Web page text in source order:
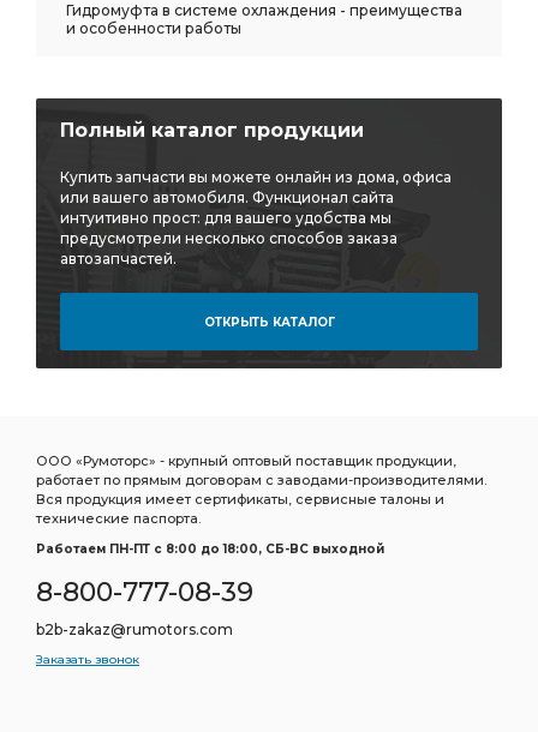
Гидромуфта в системе охлаждения - преимущества
и особенности работы
Полный каталог продукции
Купить запчасти вы можете онлайн из дома, офиса
или вашего автомобиля. Функционал сайта
интуитивно прост: для вашего удобства мы
предусмотрели несколько способов заказа
автозапчастей.
ОТКРЫТЬ КАТАЛОГ
ООО «Румоторс» - крупный оптовый поставщик продукции,
работает по прямым договорам с заводами-производителями.
Вся продукция имеет сертификаты, сервисные талоны и
технические паспорта.
Работаем ПН-ПТ c 8:00 до 18:00, СБ-ВС выходной
8-800-777-08-39
b2b-zakaz@rumotors.com
Заказать звонок